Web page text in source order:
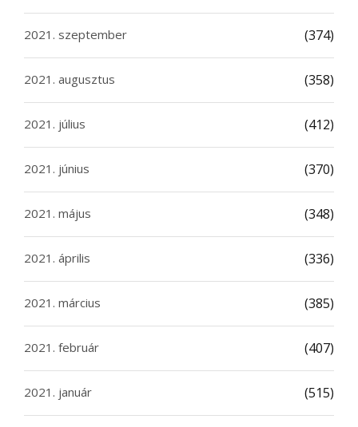
2021. szeptember (374)
2021. augusztus (358)
2021. július (412)
2021. június (370)
2021. május (348)
2021. április (336)
2021. március (385)
2021. február (407)
2021. január (515)